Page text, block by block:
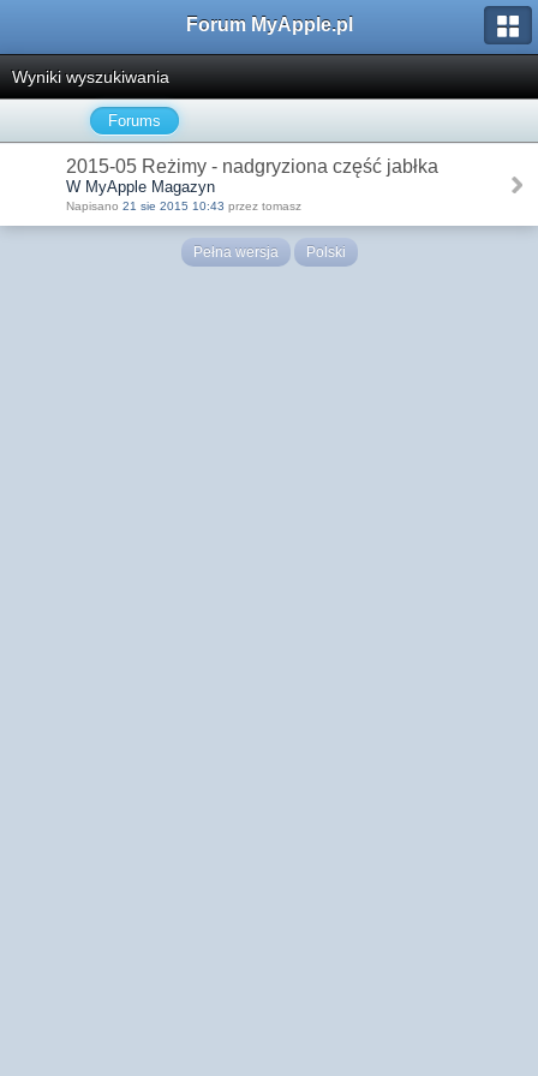
Forum MyApple.pl
Wyniki wyszukiwania
Forums
2015-05 Reżimy - nadgryziona część jabłka
W MyApple Magazyn
Napisano 21 sie 2015 10:43 przez tomasz
Pełna wersja Polski